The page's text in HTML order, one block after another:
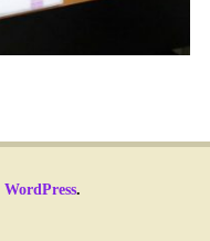
WordPress.